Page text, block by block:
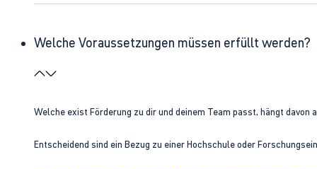
Welche Voraussetzungen müssen erfüllt werden?
Welche exist Förderung zu dir und deinem Team passt, hängt
Entscheidend sind ein Bezug zu einer Hochschule oder